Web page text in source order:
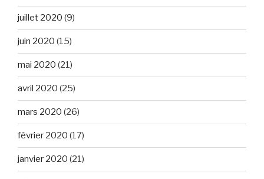
juillet 2020 (9)
juin 2020 (15)
mai 2020 (21)
avril 2020 (25)
mars 2020 (26)
février 2020 (17)
janvier 2020 (21)